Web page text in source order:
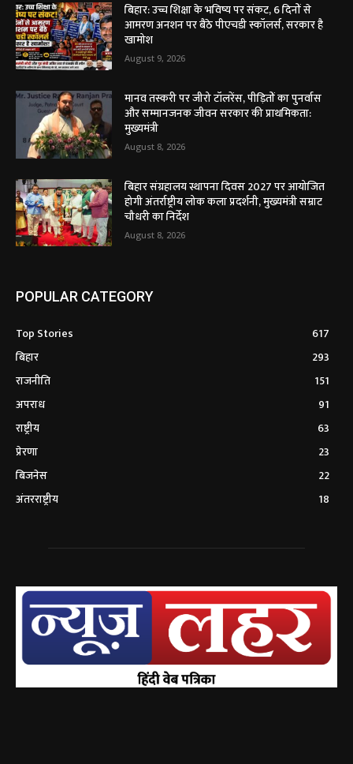
बिहार: उच्च शिक्षा के भविष्य पर संकट, 6 दिनों से
आमरण अनशन पर बैठे पीएचडी स्कॉलर्स, सरकार है
खामोश
August 9, 2026
मानव तस्करी पर जीरो टॉलरेंस, पीड़ितों का पुनर्वास
और सम्मानजनक जीवन सरकार की प्राथमिकता:
मुख्यमंत्री
August 8, 2026
बिहार संग्रहालय स्थापना दिवस 2027 पर आयोजित
होगी अंतर्राष्ट्रीय लोक कला प्रदर्शनी, मुख्यमंत्री सम्राट
चौधरी का निर्देश
August 8, 2026
POPULAR CATEGORY
Top Stories
617
बिहार
293
राजनीति
151
अपराध
91
राष्ट्रीय
63
प्रेरणा
23
बिजनेस
22
अंतरराष्ट्रीय
18